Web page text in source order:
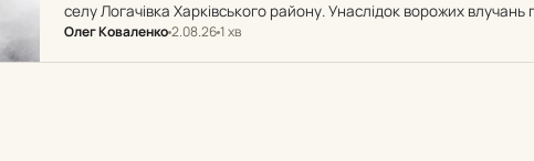
селу Логачівка Харківського району. Унаслідок ворожих
зокрема двоє дітей. Також поранень зазнав співробітник ДСНС.
Олег Коваленко2.08.261 хв